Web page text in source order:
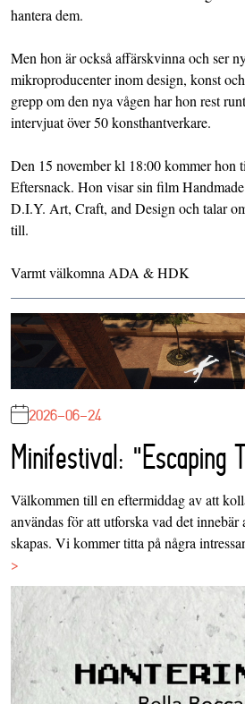
hantera dem.
Men hon är också affärskvinna och ser
mikroproducenter inom design, konst
grepp om den nya vågen har hon rest
intervjuat över 50 konsthantverkare.
Den 15 november kl 18:00 kommer
Eftersnack. Hon visar sin film
D.I.Y. Art, Craft, and Design och talar
till.
Varmt välkomna ADA & HDK
2026-06-24
Minifestival: "Escaping
Välkommen till en eftermiddag av att
användas för att utforska vad det
skapas. Vi kommer titta på några
>